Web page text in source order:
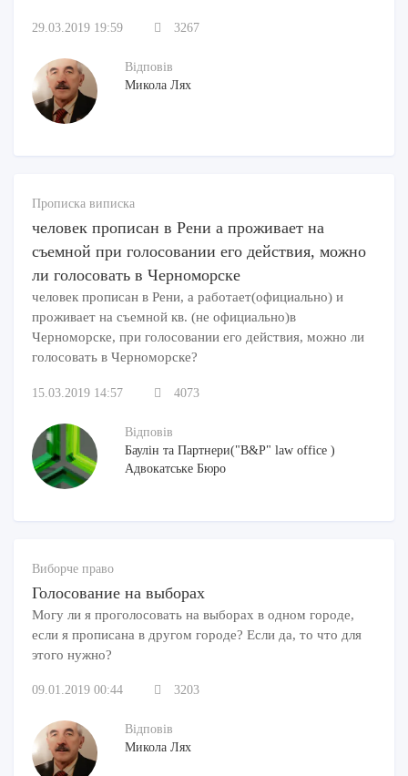
29.03.2019 19:59 3267
Відповів
Микола Лях
Прописка виписка
человек прописан в Рени а проживает на
съемной при голосовании его действия, можно
ли голосовать в Черноморске
человек прописан в Рени, а работает(официально) и
проживает на съемной кв. (не официально)в
Черноморске, при голосовании его действия, можно ли
голосовать в Черноморске?
15.03.2019 14:57 4073
Відповів
Баулін та Партнери("B&P" law office )
Адвокатське Бюро
Виборче право
Голосование на выборах
Могу ли я проголосовать на выборах в одном городе,
если я прописана в другом городе? Если да, то что для
этого нужно?
09.01.2019 00:44 3203
Відповів
Микола Лях